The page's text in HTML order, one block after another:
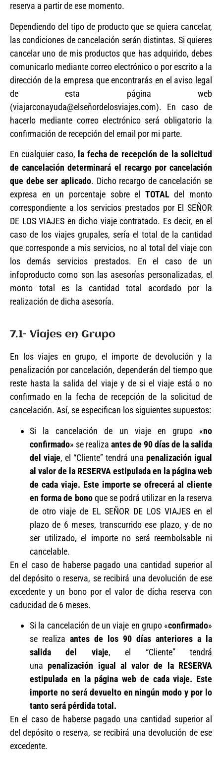
reserva a partir de ese momento.
Dependiendo del tipo de producto que se quiera cancelar,
las condiciones de cancelación serán distintas. Si quieres
cancelar uno de mis productos que has adquirido, debes
comunicarlo mediante correo electrónico o por escrito a la
dirección de la empresa que encontrarás en el aviso legal
de esta página web
(viajarconayuda@elseñordelosviajes.com). En caso de
hacerlo mediante correo electrónico será obligatorio la
confirmación de recepción del email por mi parte.
En cualquier caso, la fecha de recepción de la solicitud
de cancelación determinará el recargo por cancelación
que debe ser aplicado. Dicho recargo de cancelación se
expresa en un porcentaje sobre el TOTALdel monto
correspondiente a los servicios prestados por El SEÑOR
DE LOS VIAJES en dicho viaje contratado. Es decir, en el
caso de los viajes grupales, sería el total de la cantidad
que corresponde a mis servicios, no al total del viaje con
los demás servicios prestados. En el caso de un
infoproducto como son las asesorías personalizadas, el
monto total es la cantidad total acordado por la
realización de dicha asesoría.
7.1- Viajes en Grupo
En los viajes en grupo, el importe de devolución y la
penalización por cancelación, dependerán del tiempo que
reste hasta la salida del viaje y de si el viaje está o no
confirmado en la fecha de recepción de la solicitud de
cancelación. Así, se especifican los siguientes supuestos:
Si la cancelación de un viaje en grupo «no
confirmado» se realiza antes de 90 días de la salida
del viaje, el “Cliente” tendrá una penalización igual
al valor de la RESERVA estipulada en la página web
de cada viaje. Este importe se ofrecerá al cliente
en forma de bonoque se podrá utilizar en la reserva
de otro viaje de EL SEÑOR DE LOS VIAJES en el
plazo de 6 meses, transcurrido ese plazo, y de no
ser utilizado, el importe no será reembolsable ni
cancelable.
En el caso de haberse pagado una cantidad superior al
del depósito o reserva, se recibirá una devolución de ese
excedente y un bono por el valor de dicha reserva con
caducidad de 6 meses.
Si la cancelación de un viaje en grupo «confirmado»
se realiza antes de los 90 días anteriores a la
salida del viaje, el “Cliente” tendrá
una penalización igual al valor de la RESERVA
estipulada en la página web de cada viaje. Este
importe no será devuelto en ningún modo y por lo
tanto será pérdida total.
En el caso de haberse pagado una cantidad superior al
del depósito o reserva, se recibirá una devolución de ese
excedente.